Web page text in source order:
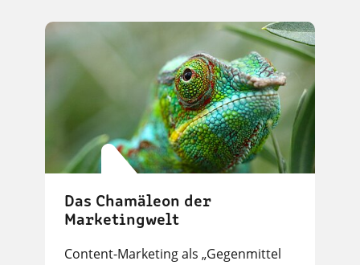
Das Chamäleon der
Marketingwelt
Content-Marketing als „Gegenmittel